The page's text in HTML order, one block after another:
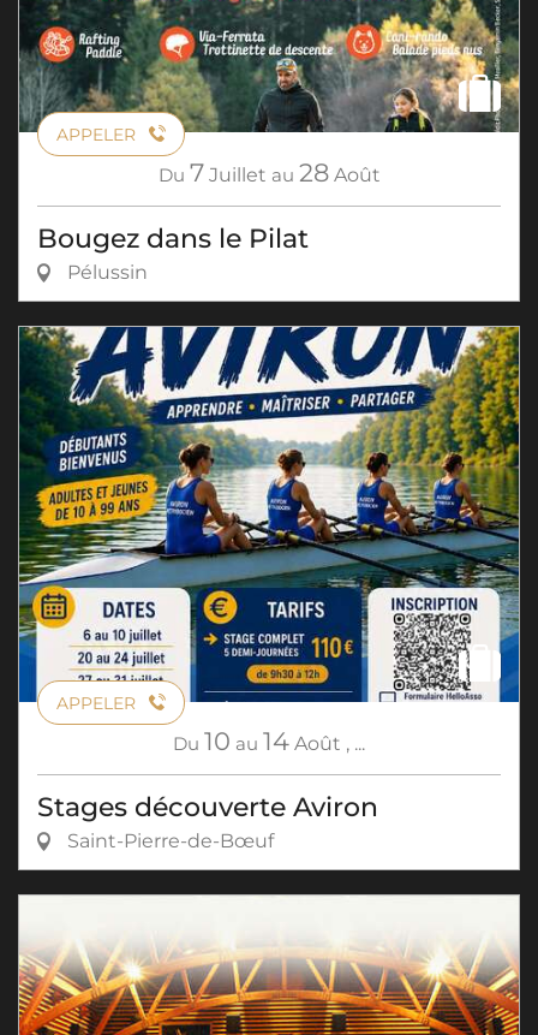
APPELER
Du 7 Juillet au 28 Août
Bougez dans le Pilat
Pélussin
APPELER
Du 10 au 14 Août , ...
Stages découverte Aviron
Saint-Pierre-de-Bœuf